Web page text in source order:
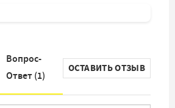
Вопрос-
Ответ (1)
ОСТАВИТЬ ОТЗЫВ